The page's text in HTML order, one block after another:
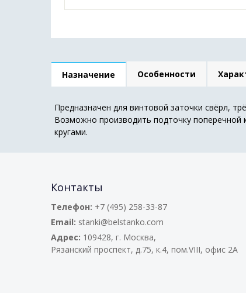
Назначение Особенности
Предназначен для винтовой заточки свёрл,
Возможно производить подточку
кругами.
Контакты
Телефон: +7 (495) 258-33-87
Email: stanki@belstanko.com
Адрес: 109428, г. Москва,
Рязанский проспект, д.75, к.4, пом.VIII, офис 2А